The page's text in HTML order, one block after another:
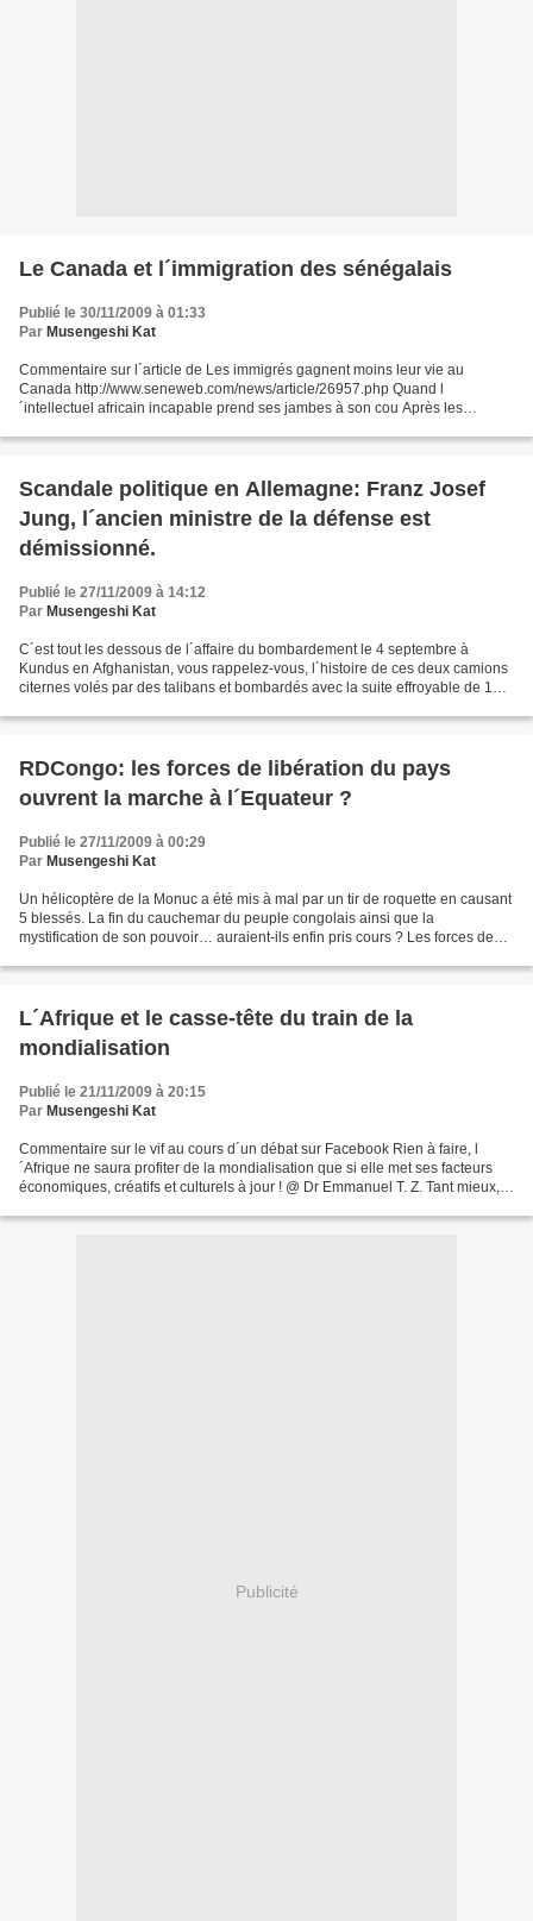
Le Canada et l´immigration des sénégalais
Publié le 30/11/2009 à 01:33
Par Musengeshi Kat
Commentaire sur l´article de Les immigrés gagnent moins leur vie au
Canada http://www.seneweb.com/news/article/26957.php Quand l
´intellectuel africain incapable prend ses jambes à son cou Après les
Scandale politique en Allemagne: Franz Josef
Jung, l´ancien ministre de la défense est
démissionné.
Publié le 27/11/2009 à 14:12
Par Musengeshi Kat
C´est tout les dessous de l´affaire du bombardement le 4 septembre à
Kundus en Afghanistan, vous rappelez-vous, l´histoire de ces deux camions
citernes volés par des talibans et bombardés avec la suite effroyable de 142
RDCongo: les forces de libération du pays
ouvrent la marche à l´Equateur ?
Publié le 27/11/2009 à 00:29
Par Musengeshi Kat
Un hélicoptère de la Monuc a été mis à mal par un tir de roquette en causant
5 blessés. La fin du cauchemar du peuple congolais ainsi que la
mystification de son pouvoir… auraient-ils enfin pris cours ? Les forces de
L´Afrique et le casse-tête du train de la
mondialisation
Publié le 21/11/2009 à 20:15
Par Musengeshi Kat
Commentaire sur le vif au cours d´un débat sur Facebook Rien à faire, l
´Afrique ne saura profiter de la mondialisation que si elle met ses facteurs
économiques, créatifs et culturels à jour ! @ Dr Emmanuel T. Z. Tant mieux,
Publicité